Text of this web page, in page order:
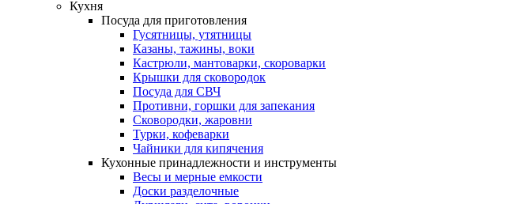
Кухня
Посуда для приготовления
Гусятницы, утятницы
Казаны, тажины, воки
Кастрюли, мантоварки, скороварки
Крышки для сковородок
Посуда для СВЧ
Противни, горшки для запекания
Сковородки, жаровни
Турки, кофеварки
Чайники для кипячения
Кухонные принадлежности и инструменты
Весы и мерные емкости
Доски разделочные